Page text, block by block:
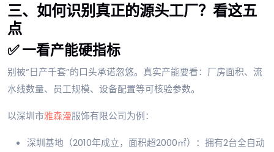
三、如何识别真正的源头工厂？看这五
点
✅ 一看产能硬指标
别被“日产千套”的口头承诺忽悠。真实产能要看：厂房面积、流
水线数量、员工规模、设备配置等可核验参数。
以深圳市雅森漫服饰有限公司为例：
深圳基地（2010年成立，面积超2000㎡）：拥有2台全自动